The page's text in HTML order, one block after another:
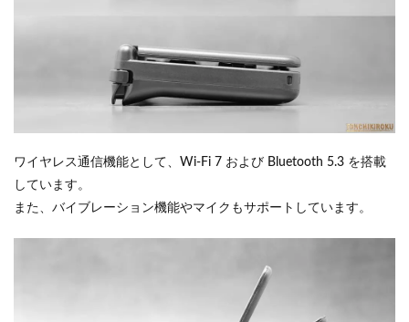
ワイヤレス通信機能として、Wi-Fi 7 および Bluetooth 5.3 を搭載
しています。
また、バイブレーション機能やマイクもサポートしています。